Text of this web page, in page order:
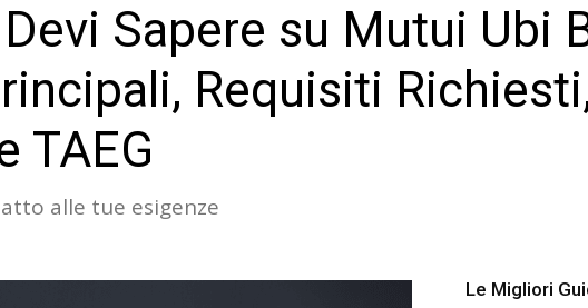
Sapere su Mutui Ubi
Requisiti
TAEG
alle tue esigenze
Le Migliori